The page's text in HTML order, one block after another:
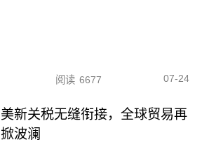
阅读 6677 07-24
美新关税无缝衔接，全球贸易再
掀波澜